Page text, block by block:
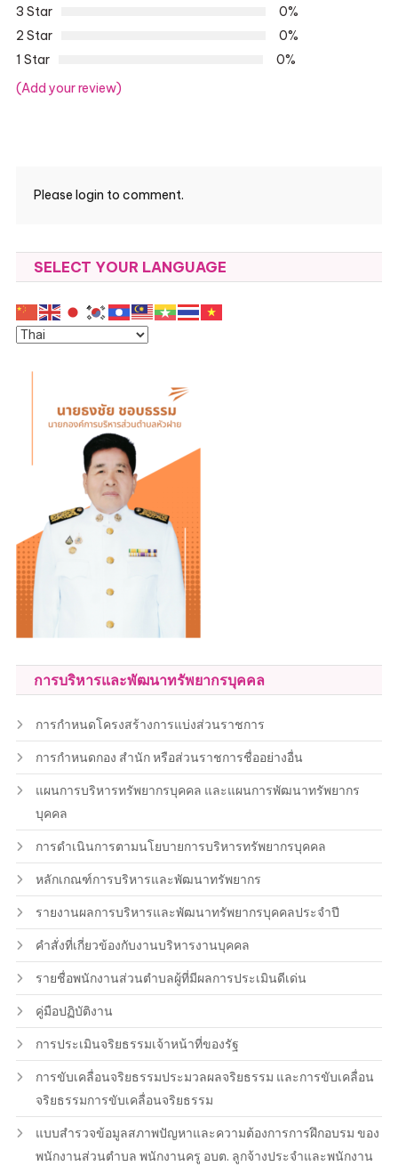
3 Star
0%
2 Star
0%
1 Star
0%
(Add your review)
Please login to comment.
SELECT YOUR LANGUAGE
การบริหารและพัฒนาทรัพยากรบุคคล
การกำหนดโครงสร้างการแบ่งส่วนราชการ
การกำหนดกอง สำนัก หรือส่วนราชการชื่ออย่างอื่น
แผนการบริหารทรัพยากรบุคคล และแผนการพัฒนาทรัพยากร
บุคคล
การดำเนินการตามนโยบายการบริหารทรัพยากรบุคคล
หลักเกณฑ์การบริหารและพัฒนาทรัพยากร
รายงานผลการบริหารและพัฒนาทรัพยากรบุคคลประจำปี
คำสั่งที่เกี่ยวข้องกับงานบริหารงานบุคคล
รายชื่อพนักงานส่วนตำบลผู้ที่มีผลการประเมินดีเด่น
คู่มือปฏิบัติงาน
การประเมินจริยธรรมเจ้าหน้าที่ของรัฐ
การขับเคลื่อนจริยธรรมประมวลผลจริยธรรม และการขับเคลื่อน
จริยธรรมการขับเคลื่อนจริยธรรม
แบบสำรวจข้อมูลสภาพปัญหาและความต้องการการฝึกอบรม ของ
พนักงานส่วนตำบล พนักงานครู อบต. ลูกจ้างประจำและพนักงาน